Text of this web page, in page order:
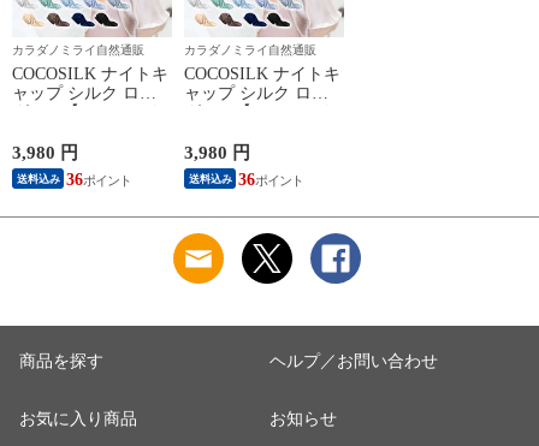
カラダノミライ自然通販
COCOSILK ナイトキ
ャップ シルク ロン
60cm】ナイトキャッ
プ ロング 筒 シルク
100％ 筒状 6A シル
3,980 円
送料込み 36
カラダノミライ自然通販
COCOSILK ナイトキ
ャップ シルク ロン
60cm】ナイトキャッ
プ ロング 筒 シルク
100％ 筒状 6A シル
帽子 女性 シルク製
保湿 摩擦 ヘアケア
プレゼント 美容師
3,980 円
送料込み 36
商品を探す
お気に入り商品
ヘルプ／お問い合わせ
お知らせ